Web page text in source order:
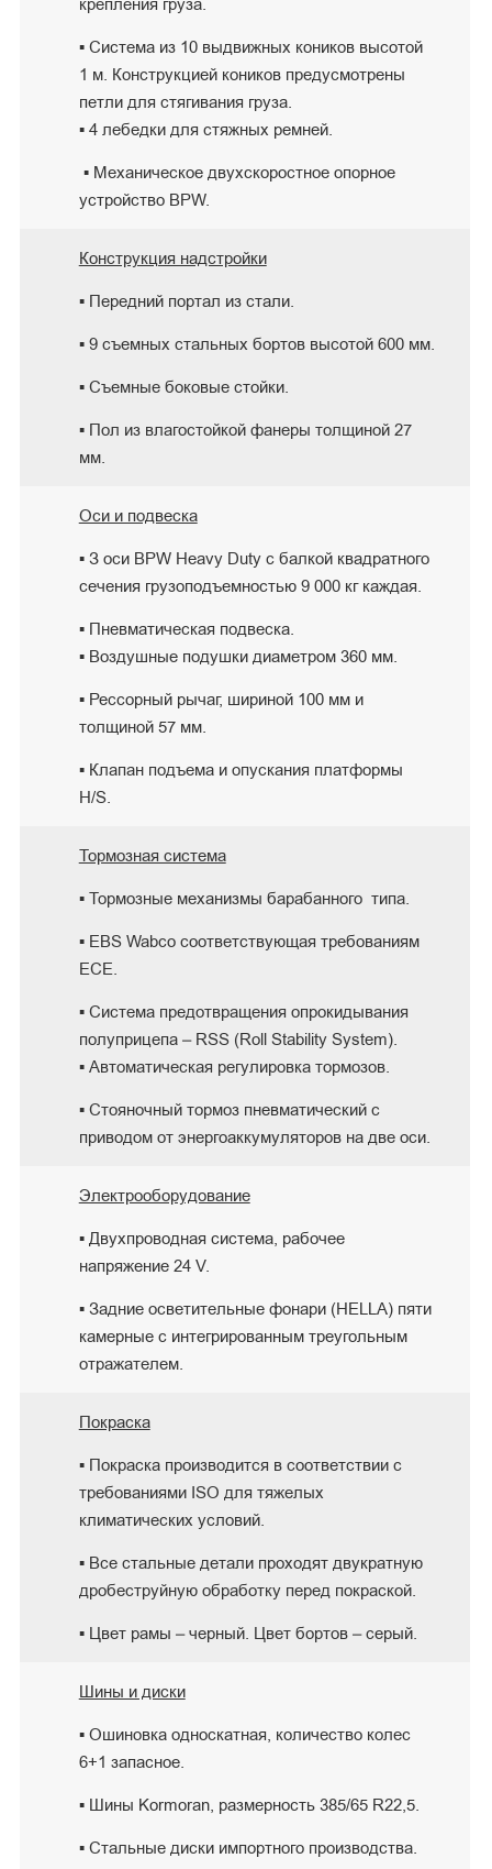
▪ Система из 10 выдвижных коников высотой
1 м. Конструкцией коников предусмотрены
петли для стягивания груза.
▪ 4 лебедки для стяжных ремней.
▪ Механическое двухскоростное опорное
устройство BPW.
Конструкция надстройки
▪ Передний портал из стали.
▪ 9 съемных стальных бортов высотой 600 мм.
▪ Съемные боковые стойки.
▪ Пол из влагостойкой фанеры толщиной 27
мм.
Оси и подвеска
▪ З оси BPW Heavy Duty с балкой квадратного
сечения грузоподъемностью 9 000 кг каждая.
▪ Пневматическая подвеска.
▪ Воздушные подушки диаметром 360 мм.
▪ Рессорный рычаг, шириной 100 мм и
толщиной 57 мм.
▪ Клапан подъема и опускания платформы
H/S.
Тормозная система
▪ Тормозные механизмы барабанного типа.
▪ EBS Wabco соответствующая требованиям
ECE.
▪ Система предотвращения опрокидывания
полуприцепа – RSS (Roll Stability System).
▪ Автоматическая регулировка тормозов.
▪ Стояночный тормоз пневматический с
приводом от энергоаккумуляторов на две оси.
Электрооборудование
▪ Двухпроводная система, рабочее
напряжение 24 V.
▪ Задние осветительные фонари (HELLA) пяти
камерные с интегрированным треугольным
отражателем.
Покраска
▪ Покраска производится в соответствии с
требованиями ISO для тяжелых
климатических условий.
▪ Все стальные детали проходят двукратную
дробеструйную обработку перед покраской.
▪ Цвет рамы – черный. Цвет бортов – серый.
Шины и диски
▪ Ошиновка односкатная, количество колес
6+1 запасное.
▪ Шины Kormoran, размерность 385/65 R22,5.
▪ Стальные диски импортного производства.